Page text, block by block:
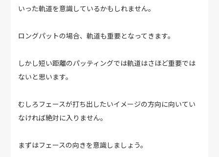
いった軌道を意識しているかもしれません。
ロングパットの場合、軌道も重要となってきます。
しかし短い距離のパッティングでは軌道はさほど重要では
ないと思います。
むしろフェースが打ち出したいイメージの方向に向いてい
なければ絶対に入りません。
まずはフェースの向きを意識しましょう。